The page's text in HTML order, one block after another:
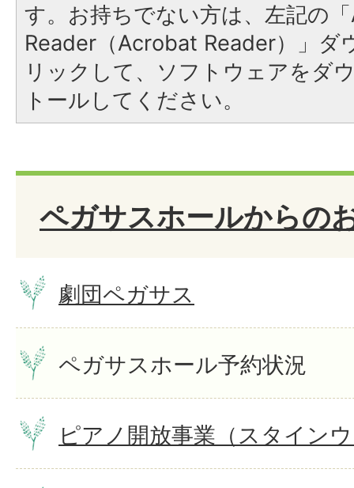
す。お持ちでない方は、左記の
Reader（Acrobat Reader）」ダ
リックして、ソフトウェアをダ
トールしてください。
ペガサスホールからの
劇団ペガサス
ペガサスホール予約状況
ピアノ開放事業（スタイン